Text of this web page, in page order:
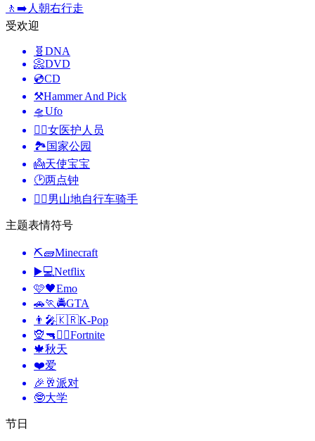
🚶‍➡️ 人朝右行走
受欢迎
🧬 DNA
📀DVD
💿CD
⚒️Hammer And Pick
🛸Ufo
👩‍⚕️女医护人员
🏞️国家公园
👼天使宝宝
🕑两点钟
🚵‍♂️男山地自行车骑手
主题表情符号
⛏🧱Minecraft
▶️💻Netflix
🩷🖤Emo
🚗🏃🚔GTA
👨‍🎤🇰🇷K-Pop
🧝🔫🦹‍♂️Fortnite
🍁秋天
❤️爱
🎉🥂派对
🤓大学
节日